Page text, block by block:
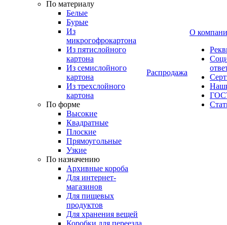
По материалу
Белые
Бурые
Из
микрогофрокартона
Из пятислойного
картона
Из семислойного
картона
Из трехслойного
картона
По форме
Высокие
Квадратные
Плоские
Прямоугольные
Узкие
По назначению
Архивные короба
Для интернет-
магазинов
Для пищевых
продуктов
Для хранения вещей
Коробки для переезда
Распродажа
О